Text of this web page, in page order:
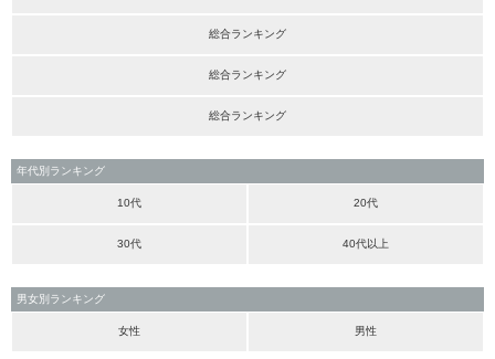
総合ランキング
総合ランキング
総合ランキング
年代別ランキング
10代 20代
30代 40代以上
男女別ランキング
女性 男性